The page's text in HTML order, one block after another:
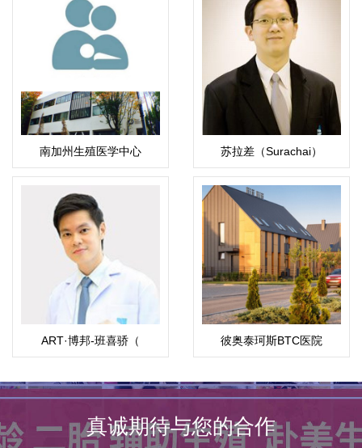
南加州生殖医学中心 苏拉差（Surachai）
ART·博邦-班喜骄（
Pokpong Pansrikaew）
彼奥泰珂斯BTC医院
真诚期待与您的合作